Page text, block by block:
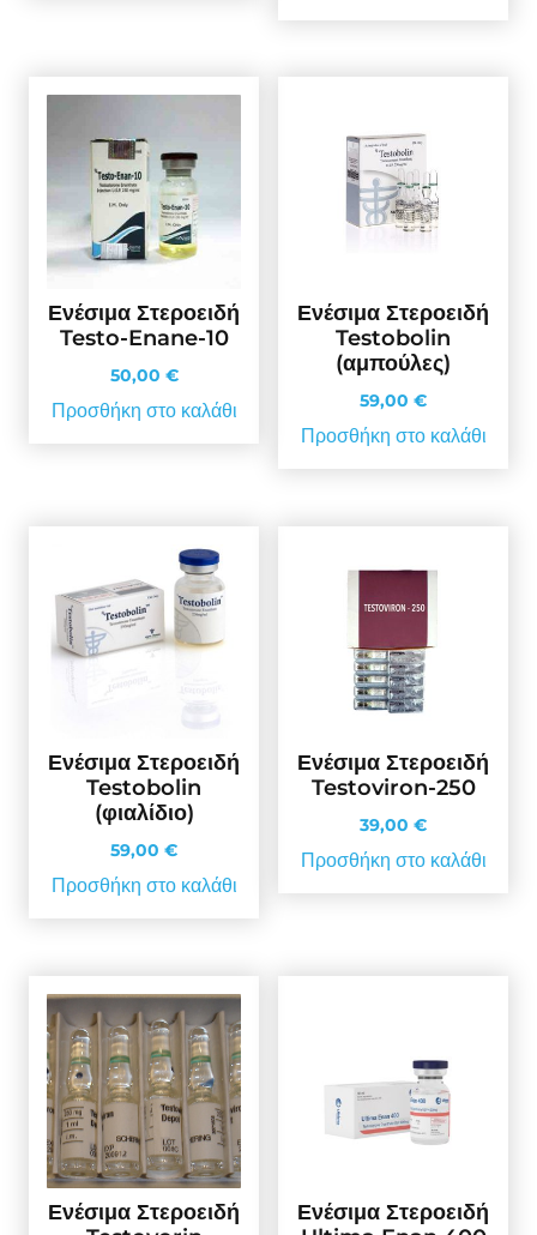
Ενέσιμα Στεροειδή
Testo-Enane-10
50,00 €
Προσθήκη στο καλάθι
Ενέσιμα Στεροειδή
Testobolin
(αμπούλες)
59,00 €
Προσθήκη στο καλάθι
Ενέσιμα Στεροειδή
Testobolin
(φιαλίδιο)
59,00 €
Προσθήκη στο καλάθι
Ενέσιμα Στεροειδή
Testoviron-250
39,00 €
Προσθήκη στο καλάθι
Ενέσιμα Στεροειδή
Ενέσιμα Στεροειδή